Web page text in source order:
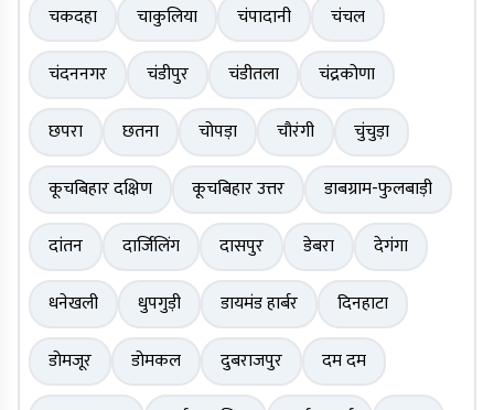
चकदहा
चाकुलिया चंपादानी
चंचल
चंदननगर
चंडीपुर चंडीतला
चंद्रकोणा
छपरा
छतना चोपड़ा चौरंगी
चुंचुड़ा
कूचबिहार दक्षिण
कूचबिहार उत्तर
डाबग्राम-फुलबाड़ी
दांतन
दार्जिलिंग दासपुर डेबरा
देगंगा
धनेखली
धुपगुड़ी डायमंड हार्बर
दिनहाटा
डोमजूर
डोमकल दुबराजपुर
दम दम